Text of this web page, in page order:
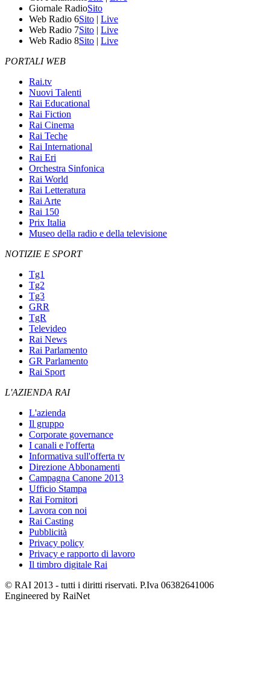
Giornale RadioSito
Web Radio 6Sito | Live
Web Radio 7Sito | Live
Web Radio 8Sito | Live
PORTALI WEB
Rai.tv
Nuovi Talenti
Rai Educational
Rai Fiction
Rai Cinema
Rai Teche
Rai International
Rai Eri
Orchestra Sinfonica
Rai World
Rai Letteratura
Rai Arte
Rai 150
Prix Italia
Museo della radio e della televisione
NOTIZIE E SPORT
Tg1
Tg2
Tg3
GRR
TgR
Televideo
Rai News
Rai Parlamento
GR Parlamento
Rai Sport
L'AZIENDA RAI
L'azienda
Il gruppo
Corporate governance
I canali e l'offerta
Informativa sull'offerta tv
Direzione Abbonamenti
Campagna Canone 2013
Ufficio Stampa
Rai Fornitori
Lavora con noi
Rai Casting
Pubblicità
Privacy policy
Privacy e rapporto di lavoro
Il timbro digitale Rai
© RAI 2013 - tutti i diritti riservati. P.Iva 06382641006
Engineered by RaiNet